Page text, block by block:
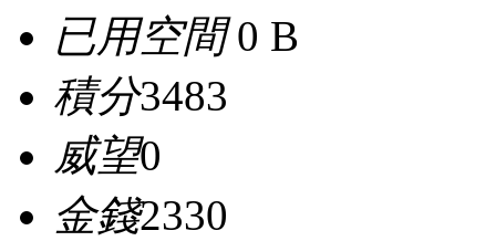
已用空間0 B
積分3483
威望0
金錢2330